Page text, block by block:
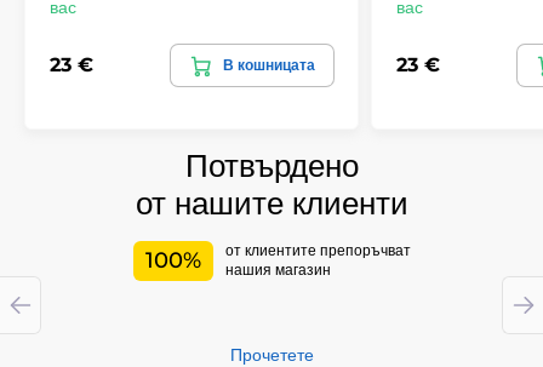
вас
23 € В кошницата
вас
23 €
Потвърдено
от нашите клиенти
100%
от клиентите препоръчват
нашия магазин
Прочетете